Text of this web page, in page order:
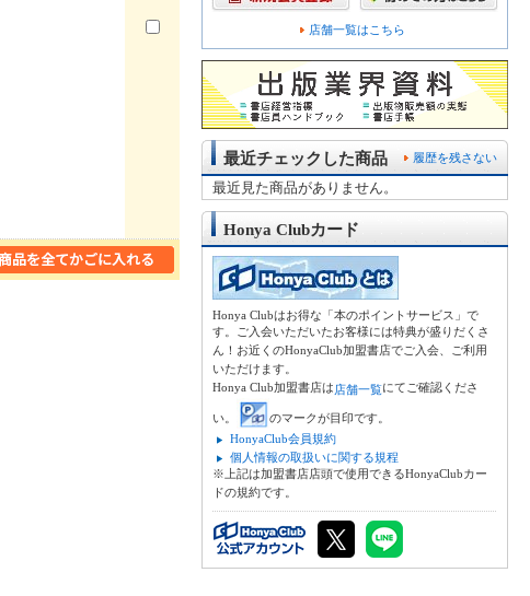
店舗一覧はこちら
履歴を残さない
最近チェックした商品
最近見た商品がありません。
Honya Clubカード
Honya Clubはお得な「本のポイントサービス」で
す。ご入会いただいたお客様には特典が盛りだくさ
ん！お近くのHonyaClub加盟書店でご入会、ご利用
いただけます。
Honya Club加盟書店は店舗一覧にてご確認くださ
い。
のマークが目印です。
HonyaClub会員規約
個人情報の取扱いに関する規程
※上記は加盟書店店頭で使用できるHonyaClubカー
ドの規約です。